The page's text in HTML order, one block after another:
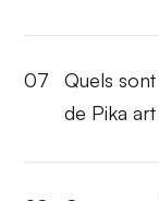
07
Quels
de Pika